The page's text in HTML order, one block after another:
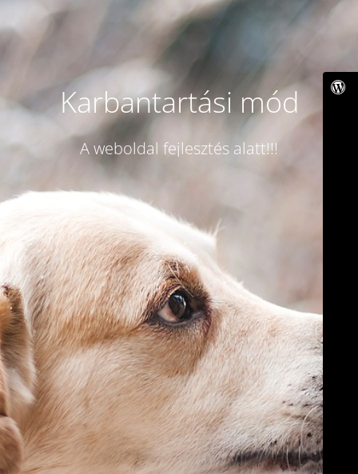
Karbantartási mód
A weboldal fejlesztés alatt!!!